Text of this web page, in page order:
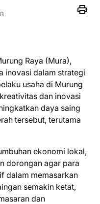
Raya (Mura),
inovasi dalam strategi
usaha di Murung
dan inovasi
daya saing
tersebut, terutama
ekonomi lokal,
dorongan agar para
dalam memasarkan
semakin ketat,
dan